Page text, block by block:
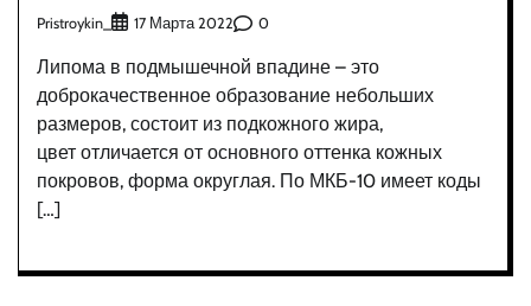
Pristroykin_ 17 Марта 2022 0
Липома в подмышечной впадине – это
доброкачественное образование небольших
размеров, состоит из подкожного жира,
цвет отличается от основного оттенка кожных
покровов, форма округлая. По МКБ-10 имеет коды
[…]